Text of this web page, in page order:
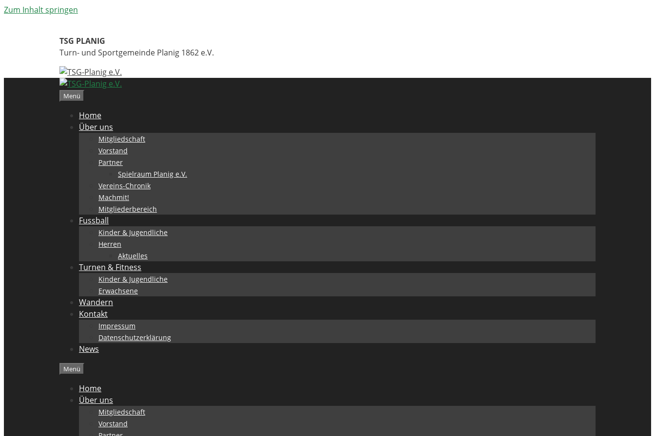
Zum Inhalt springen
TSG PLANIG
Turn- und Sportgemeinde Planig 1862 e.V.
Menü
Home
Über uns
Mitgliedschaft
Vorstand
Partner
Spielraum Planig e.V.
Vereins-Chronik
Machmit!
Mitgliederbereich
Fussball
Kinder & Jugendliche
Herren
Aktuelles
Turnen & Fitness
Kinder & Jugendliche
Erwachsene
Wandern
Kontakt
Impressum
Datenschutzerklärung
News
Menü
Home
Über uns
Mitgliedschaft
Vorstand